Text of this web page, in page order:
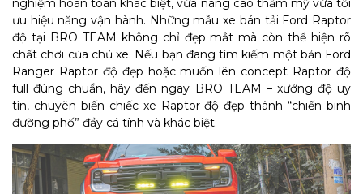
nghiệm hoàn toàn khác biệt, vừa nâng cao thẩm mỹ vừa tối
ưu hiệu năng vận hành. Những mẫu xe bán tải Ford Raptor
độ tại BRO TEAM không chỉ đẹp mắt mà còn thể hiện rõ
chất chơi của chủ xe. Nếu bạn đang tìm kiếm một bản Ford
Ranger Raptor độ đẹp hoặc muốn lên concept Raptor độ
full đúng chuẩn, hãy đến ngay BRO TEAM – xưởng độ uy
tín, chuyên biến chiếc xe Raptor độ đẹp thành “chiến binh
đường phố” đầy cá tính và khác biệt.